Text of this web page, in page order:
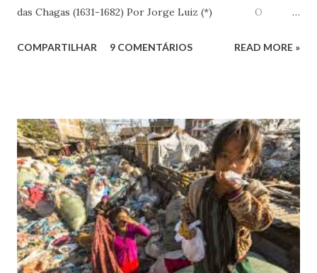
das Chagas (1631-1682) Por Jorge Luiz (*) O
no dia 18 último, resultado de pesquisa que revela que em
uma felicidade média de 6,8 no Brasil em 2010. O
Nordeste é a região mais feliz do Brasil, com nota média de
7,38. Se fosse considerado um país, nós nordestinos
ficaríamos em 9º na classificação global, entre belgas e
finlandeses. Apesar de ser considerada a região mais rica
do Brasil, o Sudoeste foi con...
COMPARTILHAR 9 COMENTÁRIOS READ MORE »